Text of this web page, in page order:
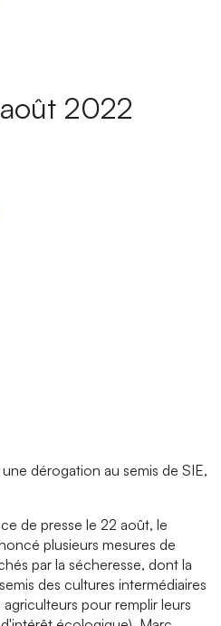
2022
dérogation au semis de SIE,
de presse le 22 août, le
plusieurs mesures de
par la sécheresse, dont la
des cultures intermédiaires
pour remplir leurs